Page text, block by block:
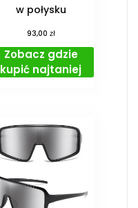
w połysku
93,00 zł
Zobacz gdzie
kupić najtaniej